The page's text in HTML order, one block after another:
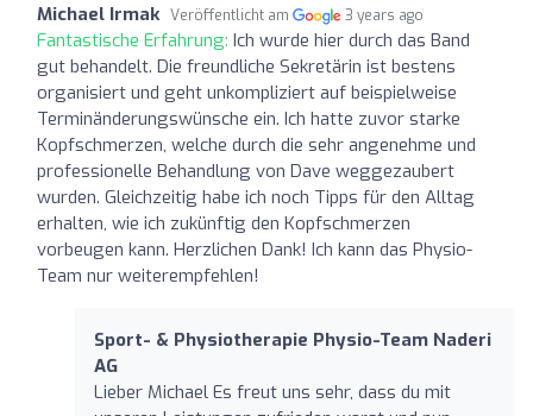
Michael Irmak Veröffentlicht am 3 years ago
Fantastische Erfahrung: Ich wurde hier durch das Band
gut behandelt. Die freundliche Sekretärin ist bestens
organisiert und geht unkompliziert auf beispielweise
Terminänderungswünsche ein. Ich hatte zuvor starke
Kopfschmerzen, welche durch die sehr angenehme und
professionelle Behandlung von Dave weggezaubert
wurden. Gleichzeitig habe ich noch Tipps für den Alltag
erhalten, wie ich zukünftig den Kopfschmerzen
vorbeugen kann. Herzlichen Dank! Ich kann das Physio-
Team nur weiterempfehlen!
Sport- & Physiotherapie Physio-Team Naderi
AG
Lieber Michael Es freut uns sehr, dass du mit